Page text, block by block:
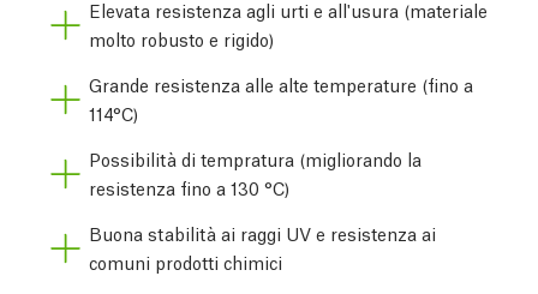
Elevata resistenza agli urti e all'usura (materiale
molto robusto e rigido)
Grande resistenza alle alte temperature (fino a
114°C)
Possibilità di tempratura (migliorando la
resistenza fino a 130 °C)
Buona stabilità ai raggi UV e resistenza ai
comuni prodotti chimici